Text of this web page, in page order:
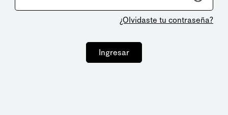
¿Olvidaste tu contraseña?
Ingresar